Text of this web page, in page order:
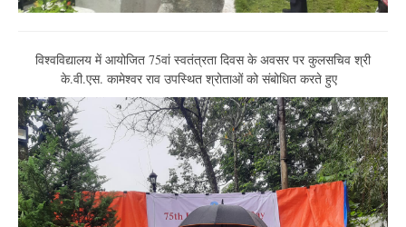
विश्वविद्यालय में आयोजित 75वां स्वतंत्रता दिवस के अवसर पर कुलसचिव श्री
के.वी.एस. कामेश्वर राव उपस्थित श्रोताओं को संबोधित करते हुए